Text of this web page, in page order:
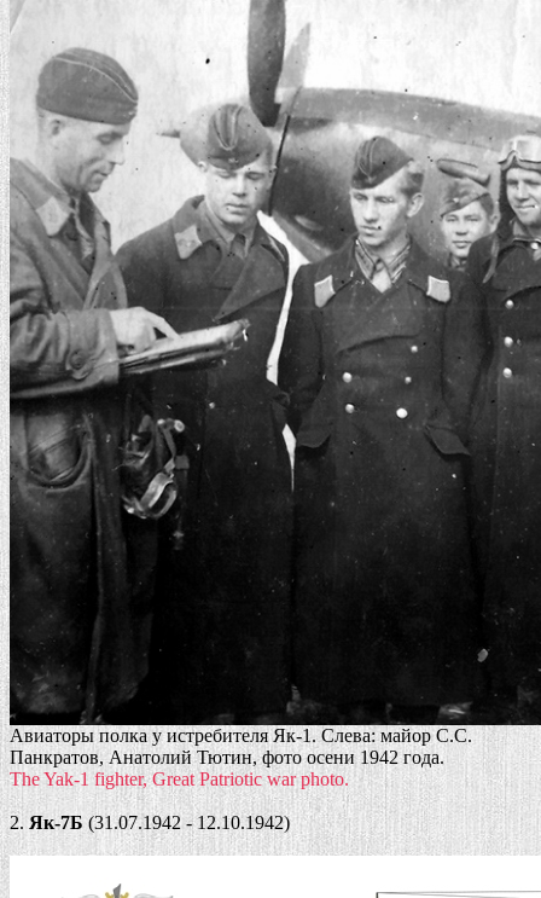
Авиаторы полка у истребителя Як-1. Слева: майор С.С.
Панкратов, Анатолий Тютин, фото осени 1942 года.
The Yak-1 fighter, Great Patriotic war photo.
2. Як-7Б (31.07.1942 - 12.10.1942)